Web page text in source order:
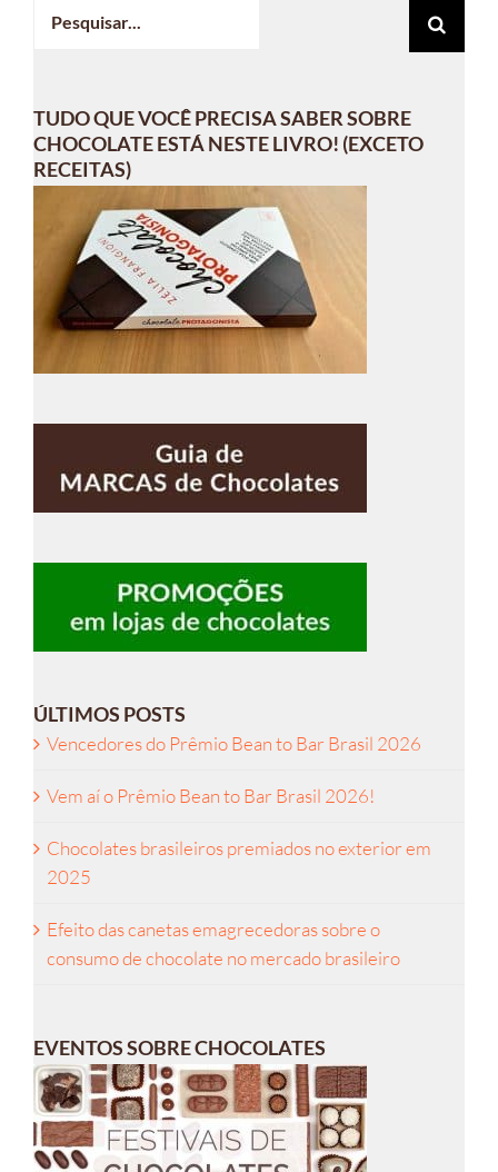
resultados
TUDO QUE VOCÊ PRECISA SABER SOBRE
CHOCOLATE ESTÁ NESTE LIVRO! (EXCETO
RECEITAS)
ÚLTIMOS POSTS
Vencedores do Prêmio Bean to Bar Brasil 2026
Vem aí o Prêmio Bean to Bar Brasil 2026!
Chocolates brasileiros premiados no exterior em
2025
Efeito das canetas emagrecedoras sobre o
consumo de chocolate no mercado brasileiro
EVENTOS SOBRE CHOCOLATES